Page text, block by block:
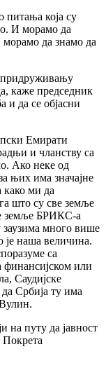
која су
И морамо да
да знамо да
придруживању
каже председник
и да се објасни
Емирати
и чланству са
Ако неке од
њих има значајне
ми да
што су све земље
земље БРИКС-а
много више
је наша величина.
са
или
Саудијске
Србија ту има
на путу да јавност